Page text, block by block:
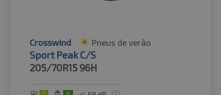
Crosswind Pneus de verão
Sport Peak C/S
205/70R15 96H